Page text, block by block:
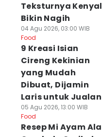
Teksturnya Kenyal
Bikin Nagih
04 Agu 2026, 03:00 WIB
Food
9 Kreasi Isian
Cireng Kekinian
yang Mudah
Dibuat, Dijamin
Laris untuk Jualan
05 Agu 2026, 13:00 WIB
Food
Resep Mi Ayam Ala